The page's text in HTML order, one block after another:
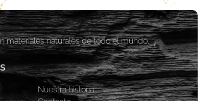
materiales naturales de todo el mundo.
Nuestra historia